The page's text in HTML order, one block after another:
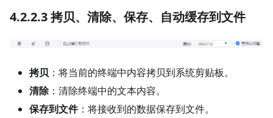
4.2.2.3 拷贝、清除、保存、自动缓存到文件
拷贝 ：将当前的终端中内容拷贝到系统剪贴板。
清除：清除终端中的文本内容。
保存到文件：将接收到的数据保存到文件。